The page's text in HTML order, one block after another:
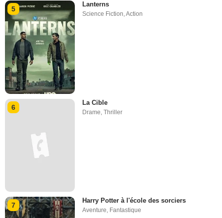
5
Lanterns
Science Fiction,Action
6
La Cible
Drame ,Thriller
7
Harry Potter à l'école des sorciers
Aventure, Fantastique